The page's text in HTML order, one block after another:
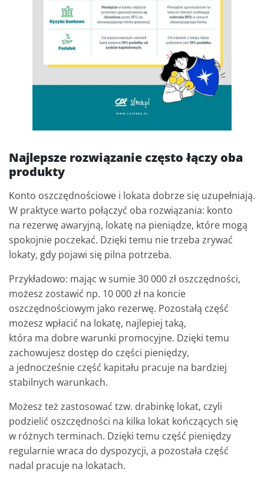
Najlepsze rozwiązanie często łączy oba
produkty
Konto oszczędnościowe i lokata dobrze się uzupełniają.
W praktyce warto połączyć oba rozwiązania: konto
na rezerwę awaryjną, lokatę na pieniądze, które mogą
spokojnie poczekać. Dzięki temu nie trzeba zrywać
lokaty, gdy pojawi się pilna potrzeba.
Przykładowo: mając w sumie 30 000 zł oszczędności,
możesz zostawić np. 10 000 zł na koncie
oszczędnościowym jako rezerwę. Pozostałą część
możesz wpłacić na lokatę, najlepiej taką,
która ma dobre warunki promocyjne. Dzięki temu
zachowujesz dostęp do części pieniędzy,
a jednocześnie część kapitału pracuje na bardziej
stabilnych warunkach.
Możesz też zastosować tzw. drabinkę lokat, czyli
podzielić oszczędności na kilka lokat kończących się
w różnych terminach. Dzięki temu część pieniędzy
regularnie wraca do dyspozycji, a pozostała część
nadal pracuje na lokatach.